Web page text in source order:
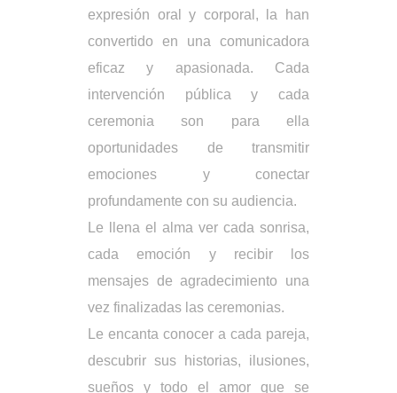
expresión oral y corporal, la han
convertido en una comunicadora
eficaz y apasionada. Cada
intervención pública y cada
ceremonia son para ella
oportunidades de transmitir
emociones y conectar
profundamente con su audiencia.
Le llena el alma ver cada sonrisa,
cada emoción y recibir los
mensajes de agradecimiento una
vez finalizadas las ceremonias.
Le encanta conocer a cada pareja,
descubrir sus historias, ilusiones,
sueños y todo el amor que se